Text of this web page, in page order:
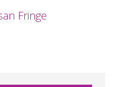
Fringe